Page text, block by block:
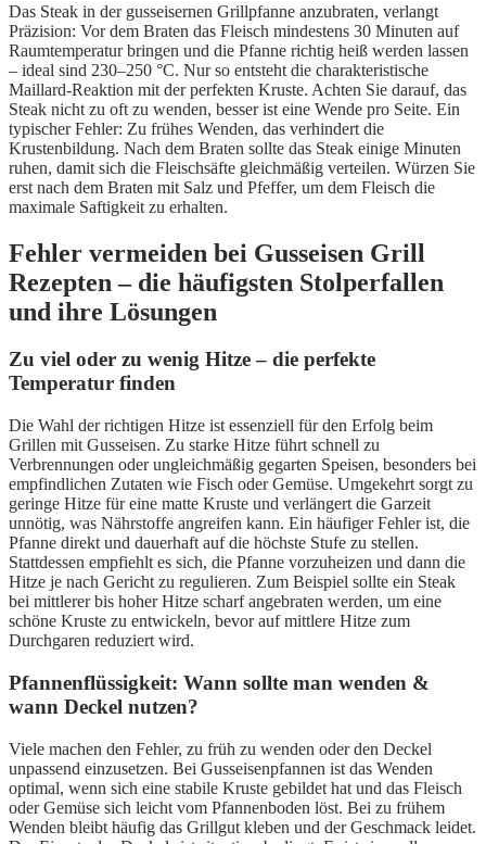
Das Steak in der gusseisernen Grillpfanne anzubraten, verlangt
Präzision: Vor dem Braten das Fleisch mindestens 30 Minuten auf
Raumtemperatur bringen und die Pfanne richtig heiß werden lassen
– ideal sind 230–250 °C. Nur so entsteht die charakteristische
Maillard-Reaktion mit der perfekten Kruste. Achten Sie darauf, das
Steak nicht zu oft zu wenden, besser ist eine Wende pro Seite. Ein
typischer Fehler: Zu frühes Wenden, das verhindert die
Krustenbildung. Nach dem Braten sollte das Steak einige Minuten
ruhen, damit sich die Fleischsäfte gleichmäßig verteilen. Würzen Sie
erst nach dem Braten mit Salz und Pfeffer, um dem Fleisch die
maximale Saftigkeit zu erhalten.
Fehler vermeiden bei Gusseisen Grill
Rezepten – die häufigsten Stolperfallen
und ihre Lösungen
Zu viel oder zu wenig Hitze – die perfekte
Temperatur finden
Die Wahl der richtigen Hitze ist essenziell für den Erfolg beim
Grillen mit Gusseisen. Zu starke Hitze führt schnell zu
Verbrennungen oder ungleichmäßig gegarten Speisen, besonders bei
empfindlichen Zutaten wie Fisch oder Gemüse. Umgekehrt sorgt zu
geringe Hitze für eine matte Kruste und verlängert die Garzeit
unnötig, was Nährstoffe angreifen kann. Ein häufiger Fehler ist, die
Pfanne direkt und dauerhaft auf die höchste Stufe zu stellen.
Stattdessen empfiehlt es sich, die Pfanne vorzuheizen und dann die
Hitze je nach Gericht zu regulieren. Zum Beispiel sollte ein Steak
bei mittlerer bis hoher Hitze scharf angebraten werden, um eine
schöne Kruste zu entwickeln, bevor auf mittlere Hitze zum
Durchgaren reduziert wird.
Pfannenflüssigkeit: Wann sollte man wenden &
wann Deckel nutzen?
Viele machen den Fehler, zu früh zu wenden oder den Deckel
unpassend einzusetzen. Bei Gusseisenpfannen ist das Wenden
optimal, wenn sich eine stabile Kruste gebildet hat und das Fleisch
oder Gemüse sich leicht vom Pfannenboden löst. Bei zu frühem
Wenden bleibt häufig das Grillgut kleben und der Geschmack leidet.